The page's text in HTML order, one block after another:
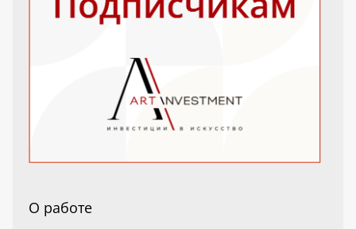
О работе